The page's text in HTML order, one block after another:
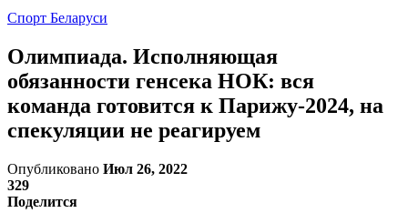
Спорт Беларуси
Олимпиада. Исполняющая
обязанности генсека НОК: вся
команда готовится к Парижу-2024, на
спекуляции не реагируем
Опубликовано Июл 26, 2022
329
Поделится